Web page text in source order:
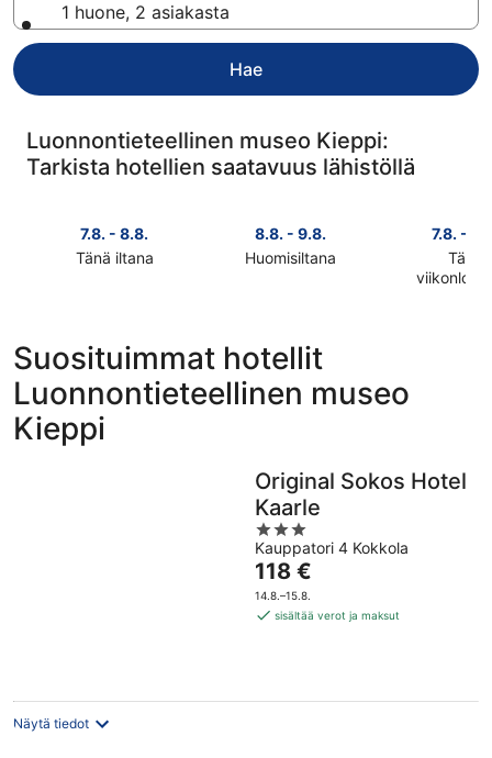
1 huone, 2 asiakasta
Hae
Luonnontieteellinen museo Kieppi:
Tarkista hotellien saatavuus lähistöllä
7.8. - 8.8.
Tänä iltana
kohdetta
Luonnontieteellinen
museo
Kieppi
täksi
8.8. - 9.8.
Huomisiltana
kohdetta
Luonnontieteellinen
museo
Kieppi
8.8.
9.8.
7.8. -
Tänä
museo
eli
-
9.8.
Suosituimmat hotellit
Luonnontieteellinen museo
Kieppi
Original Sokos Hotel
Kaarle
3
out
of
5
Kauppatori 4 Kokkola
Hinta
on
118 €
118 €
14.8.–15.8.
sisältää verot ja maksut
Näytä tiedot